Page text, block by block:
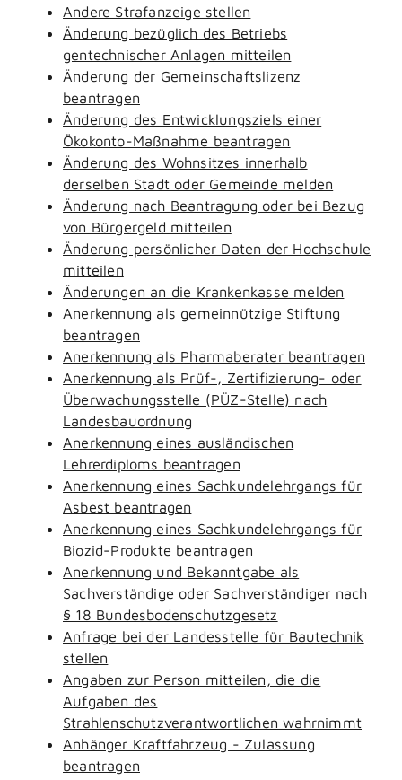
Andere Strafanzeige stellen
Änderung bezüglich des Betriebs
gentechnischer Anlagen mitteilen
Änderung der Gemeinschaftslizenz
beantragen
Änderung des Entwicklungsziels einer
Ökokonto-Maßnahme beantragen
Änderung des Wohnsitzes innerhalb
derselben Stadt oder Gemeinde melden
Änderung nach Beantragung oder bei Bezug
von Bürgergeld mitteilen
Änderung persönlicher Daten der Hochschule
mitteilen
Änderungen an die Krankenkasse melden
Anerkennung als gemeinnützige Stiftung
beantragen
Anerkennung als Pharmaberater beantragen
Anerkennung als Prüf-, Zertifizierung- oder
Überwachungsstelle (PÜZ-Stelle) nach
Landesbauordnung
Anerkennung eines ausländischen
Lehrerdiploms beantragen
Anerkennung eines Sachkundelehrgangs für
Asbest beantragen
Anerkennung eines Sachkundelehrgangs für
Biozid-Produkte beantragen
Anerkennung und Bekanntgabe als
Sachverständige oder Sachverständiger nach
§ 18 Bundesbodenschutzgesetz
Anfrage bei der Landesstelle für Bautechnik
stellen
Angaben zur Person mitteilen, die die
Aufgaben des
Strahlenschutzverantwortlichen wahrnimmt
Anhänger Kraftfahrzeug - Zulassung
beantragen